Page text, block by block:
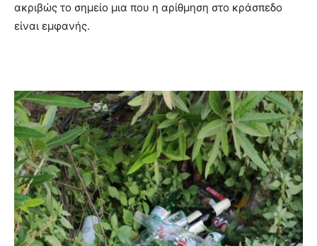
ακριβώς το σημείο μια που η αρίθμηση στο κράσπεδο
είναι εμφανής.